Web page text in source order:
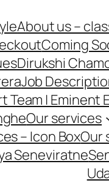
About us –
Coming
Dirukshi
Job
Team |
Our services
– Icon BoxOur
Seneviratne